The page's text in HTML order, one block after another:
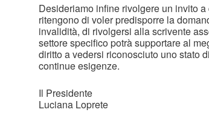
Desideriamo infine rivolgere un invito
ritengono di voler predisporre la
invalidità, di rivolgersi alla scrivente
settore specifico potrà supportare al
diritto a vedersi riconosciuto uno stato
continue esigenze.
Il Presidente
Luciana Loprete